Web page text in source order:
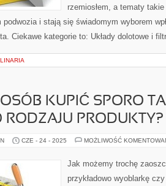
rzemiosłem, a tematy
podwozia i stają się świadomym wyborem
Ciekawe kategorie to: Układy dolotowe i
KUPIĆ SPORO
RODZAJU PRODUKTY?
CZE - 24 - 2025 MOŻLIWOŚĆ
Jak możemy trochę
przykładowo wyoblarkę